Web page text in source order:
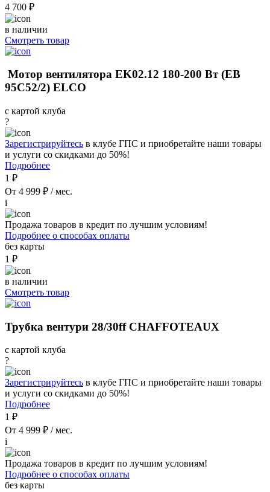
4 700 ₽
в наличии
Смотреть товар
Мотор вентилятора EK02.12 180-200 Вт (EB
95C52/2) ELCO
с картой клуба
?
Зарегистрируйтесь в клубе ГПС и приобретайте наши товары
и услуги со скидками до 50%!
Подробнее
1 ₽
От 4 999 ₽ / мес.
i
Продажа товаров в кредит по лучшим условиям!
Подробнее о способах оплаты
без карты
1 ₽
в наличии
Смотреть товар
Трубка вентури 28/30ff CHAFFOTEAUX
с картой клуба
?
Зарегистрируйтесь в клубе ГПС и приобретайте наши товары
и услуги со скидками до 50%!
Подробнее
1 ₽
От 4 999 ₽ / мес.
i
Продажа товаров в кредит по лучшим условиям!
Подробнее о способах оплаты
без карты